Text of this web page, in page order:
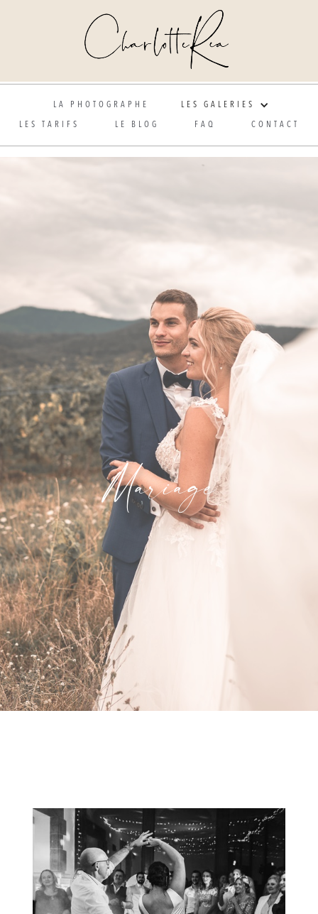
LA PHOTOGRAPHE LES GALERIES
LES TARIFS LE BLOG FAQ CONTACT
Mariage